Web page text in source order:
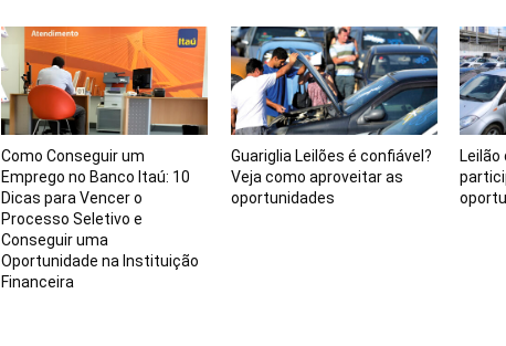
Como Conseguir um
Emprego no Banco Itaú: 10
Dicas para Vencer o
Processo Seletivo e
Conseguir uma
Oportunidade na Instituição
Financeira
Guariglia Leilões é confiável?
Veja como aproveitar as
oportunidades